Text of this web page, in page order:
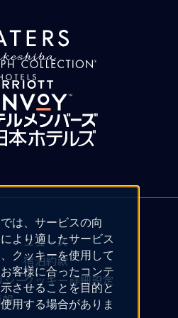
ニュース
宿泊約款
シークッキー詳細設定
は、サービスの向
より適したサービス
クッキーを使用して
客様に合ったコンテ
させることを目的と
用する場合がありま